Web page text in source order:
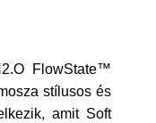
FlowState™
stílusos és
amit Soft